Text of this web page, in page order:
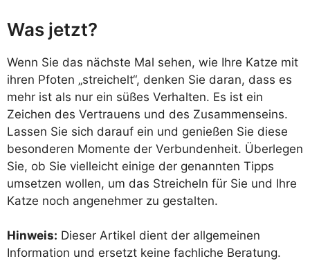
Was jetzt?
Wenn Sie das nächste Mal sehen, wie Ihre Katze mit
ihren Pfoten „streichelt“, denken Sie daran, dass es
mehr ist als nur ein süßes Verhalten. Es ist ein
Zeichen des Vertrauens und des Zusammenseins.
Lassen Sie sich darauf ein und genießen Sie diese
besonderen Momente der Verbundenheit. Überlegen
Sie, ob Sie vielleicht einige der genannten Tipps
umsetzen wollen, um das Streicheln für Sie und Ihre
Katze noch angenehmer zu gestalten.
Hinweis: Dieser Artikel dient der allgemeinen
Information und ersetzt keine fachliche Beratung.